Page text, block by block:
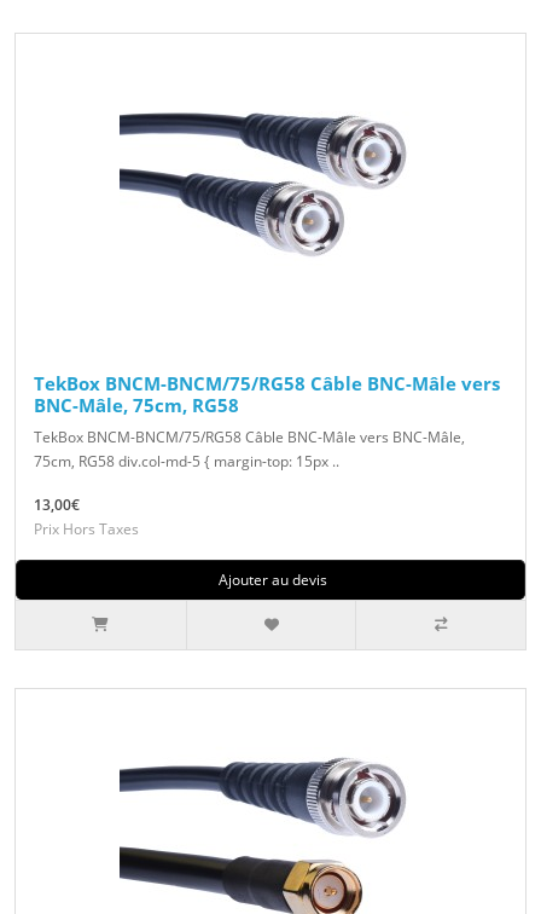
TekBox BNCM-BNCM/75/RG58 Câble BNC-Mâle vers
BNC-Mâle, 75cm, RG58
TekBox BNCM-BNCM/75/RG58 Câble BNC-Mâle vers BNC-Mâle,
75cm, RG58 div.col-md-5 { margin-top: 15px ..
13,00€
Prix Hors Taxes
Ajouter au devis